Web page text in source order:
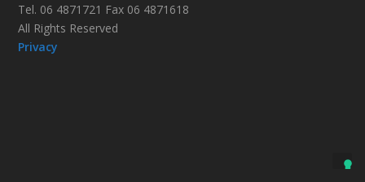
Tel. 06 4871721 Fax 06 4871618
All Rights Reserved
Privacy